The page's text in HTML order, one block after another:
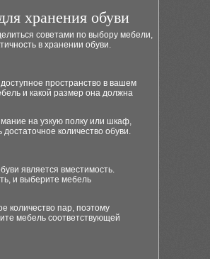
хранения обуви
советами по выбору мебели,
в хранении обуви.
пространство в вашем
и какой размер она должна
на узкую полку или шкаф,
количество обуви.
является вместимость.
и выберите мебель
количество пар, поэтому
мебель соответствующей